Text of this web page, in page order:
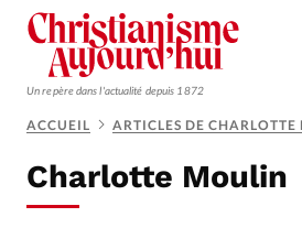
Un repère dans l'actualité depuis 1872
Monde
ACCUEIL ARTICLES DE
Charlotte Moulin